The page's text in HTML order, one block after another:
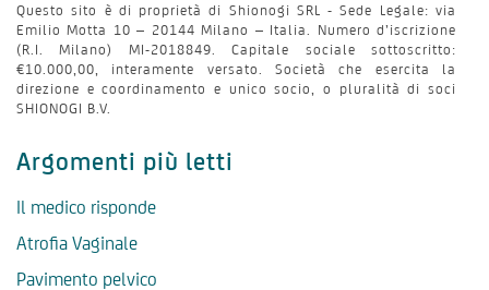
Questo sito è di proprietà di Shionogi SRL - Sede Legale: via
Emilio Motta 10 – 20144 Milano – Italia. Numero d’iscrizione
(R.I. Milano) MI-2018849. Capitale sociale sottoscritto:
€10.000,00, interamente versato. Società che esercita la
direzione e coordinamento e unico socio, o pluralità di soci
SHIONOGI B.V.
Argomenti più letti
Il medico risponde
Atrofia Vaginale
Pavimento pelvico